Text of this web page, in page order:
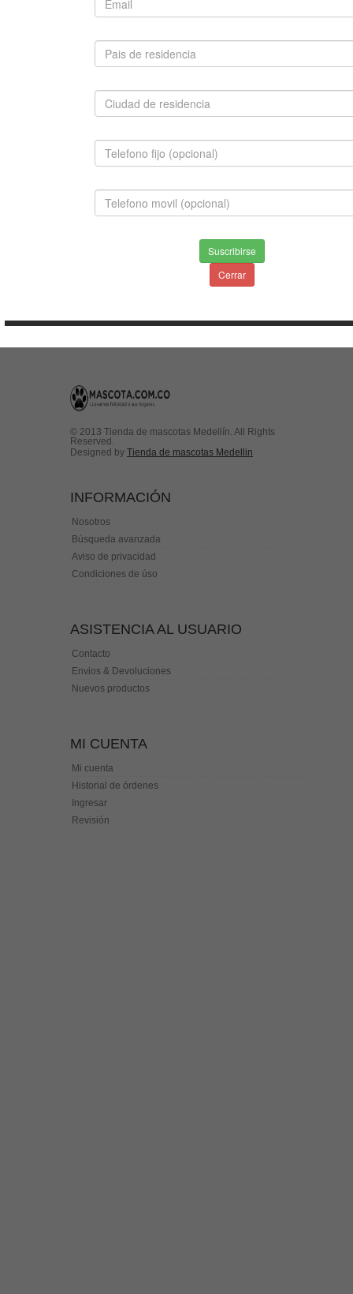
SAN BERNARDO
$1,500,000.00
© 2013 Tienda de mascotas Medellín. All Rights
Reserved.
Designed by Tienda de mascotas Medellin
INFORMACIÓN
Nosotros
Búsqueda avanzada
Aviso de privacidad
Condiciones de úso
ASISTENCIA AL USUARIO
Contacto
Envios & Devoluciones
Nuevos productos
MI CUENTA
Mi cuenta
Historial de órdenes
Ingresar
Revisión
Suscribirse
Cerrar